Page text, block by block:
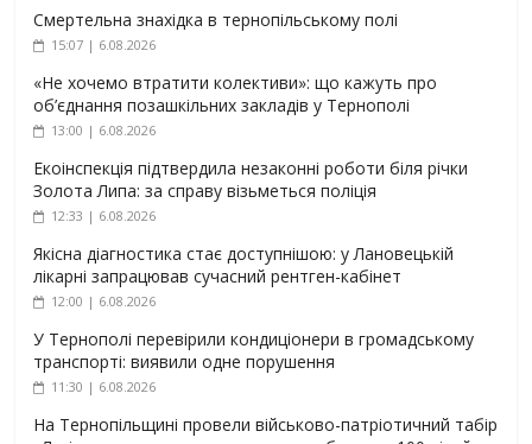
Смертельна знахідка в тернопільському полі
15:07 | 6.08.2026
«Не хочемо втратити колективи»: що кажуть про
об’єднання позашкільних закладів у Тернополі
13:00 | 6.08.2026
Екоінспекція підтвердила незаконні роботи біля річки
Золота Липа: за справу візьметься поліція
12:33 | 6.08.2026
Якісна діагностика стає доступнішою: у Лановецькій
лікарні запрацював сучасний рентген-кабінет
12:00 | 6.08.2026
У Тернополі перевірили кондиціонери в громадському
транспорті: виявили одне порушення
11:30 | 6.08.2026
На Тернопільщині провели військово-патріотичний табір